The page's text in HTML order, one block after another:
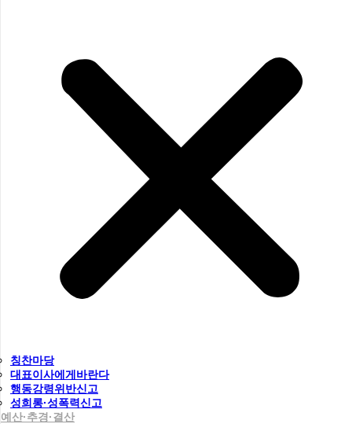
칭찬마당
대표이사에게바란다
행동강령위반신고
성희롱·성폭력신고
예산·추경·결산